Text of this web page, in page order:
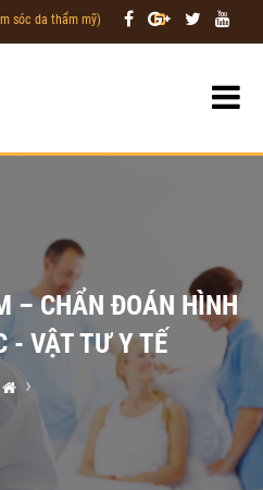
sóc da thẩm mỹ)
|
– CHẨN ĐOÁN HÌNH
- VẬT TƯ Y TẾ